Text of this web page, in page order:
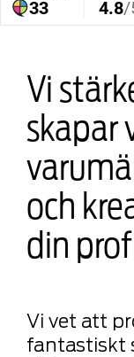
Vi
skapar
och
din
Vi vet att
fantastiskt